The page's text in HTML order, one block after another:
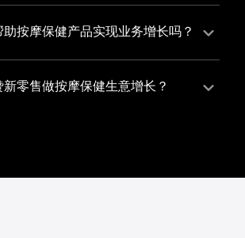
，收获更多满意客户。
店管理系统，它可以帮助您实现门
包括订单管理、员工管理、库存管
按摩保健产品实现业务增长吗？
领先的一站式解决方案，整合线上
化店铺搭建、会员营销和大数据分
零售做按摩保健生意增长？